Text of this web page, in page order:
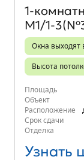
М1/1-
Окна выходят
Высота
Площадь
Объект
Расположение
Срок сдачи
Отделка
Узнать